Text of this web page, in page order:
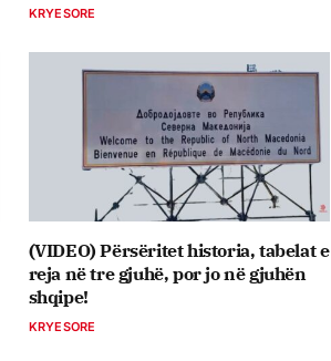
KRYESORE
(VIDEO) Përsëritet historia, tabelat e
reja në tre gjuhë, por jo në gjuhën
shqipe!
KRYESORE